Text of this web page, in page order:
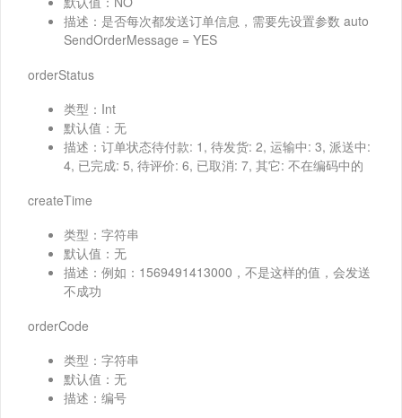
描述：是否每次都发送订单信息，需要先设置参数 auto
SendOrderMessage = YES
orderStatus
类型：Int
默认值：无
描述：订单状态待付款: 1, 待发货: 2, 运输中: 3, 派送中:
4, 已完成: 5, 待评价: 6, 已取消: 7, 其它: 不在编码中的
createTime
类型：字符串
默认值：无
描述：例如：1569491413000，不是这样的值，会发送
不成功
orderCode
类型：字符串
默认值：无
描述：编号